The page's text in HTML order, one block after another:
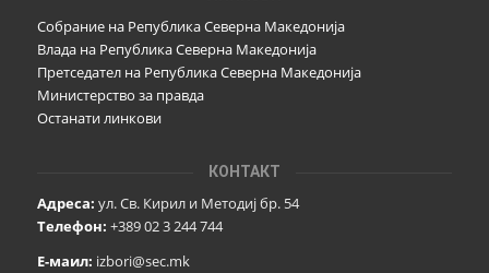
Собрание на Република Северна Македонија
Влада на Република Северна Македонија
Претседател на Република Северна Македонија
Министерство за правда
Останати линкови
КОНТАКТ
Адреса: ул. Св. Кирил и Методиј бр. 54
Телефон: +389 02 3 244 744
Е-маил: izbori@sec.mk